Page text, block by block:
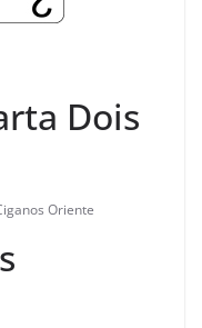
Dois
Oriente